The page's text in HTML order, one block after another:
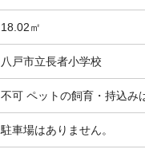
18.02㎡
八戸市立長者小学校
不可 ペットの飼育・持込み
駐車場はありません。